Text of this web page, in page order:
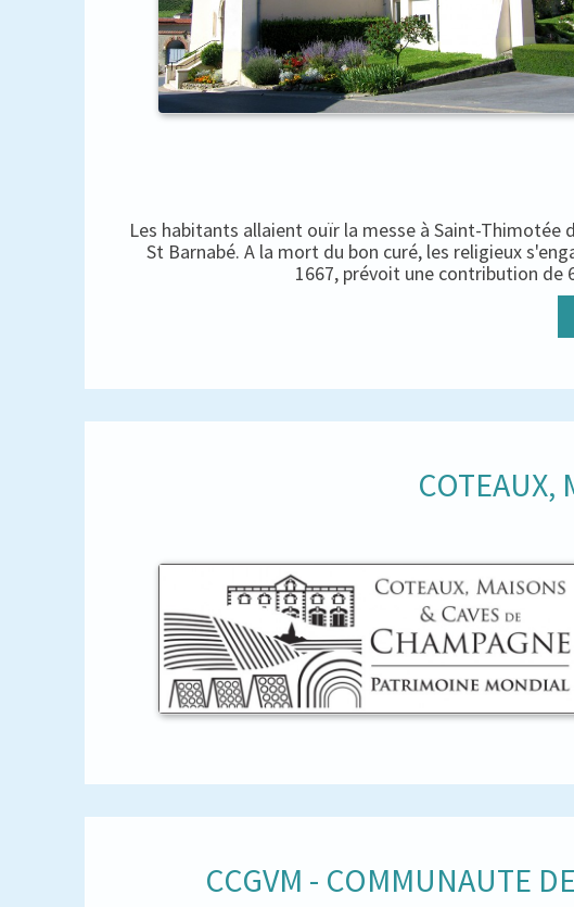
Les habitants allaient ouïr la messe à Saint-Thimotée
St Barnabé. A la mort du bon curé, les religieux
1667, prévoit une contribution de
COTEAUX,
CCGVM - COMMUNAUTE